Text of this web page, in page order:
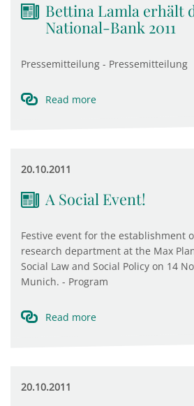
Bettina Lamla erhält
National-Bank 2011
Pressemitteilung - Pressemitteilung
Read more
20.10.2011
A Social Event!
Festive event for the establishment
research department at the Max
Social Law and Social Policy on 14
Munich. - Program
Read more
20.10.2011